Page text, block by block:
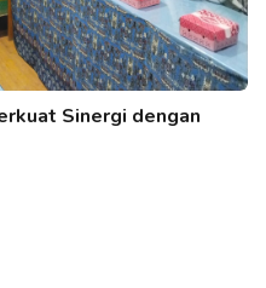
Sinergi dengan